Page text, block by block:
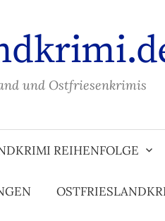
und Ostfriesenkrimis
REIHENFOLGE